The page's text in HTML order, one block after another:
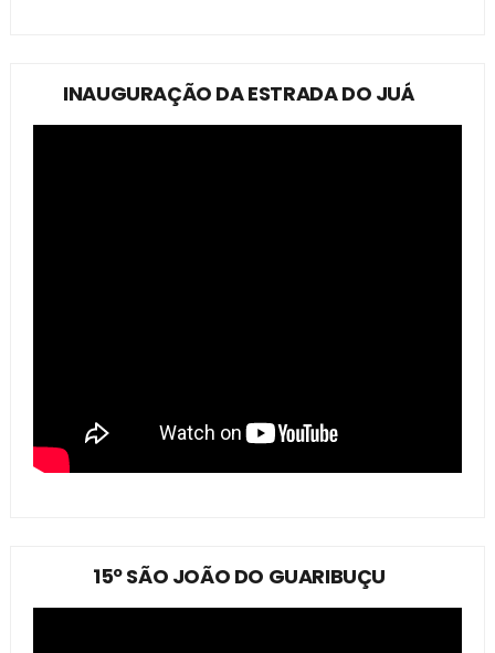
INAUGURAÇÃO DA ESTRADA DO JUÁ
15º SÃO JOÃO DO GUARIBUÇU